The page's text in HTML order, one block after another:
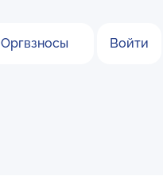
Оргвзносы Войти